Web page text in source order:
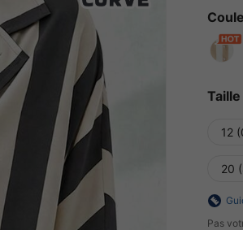
Taille
12
20
Pas